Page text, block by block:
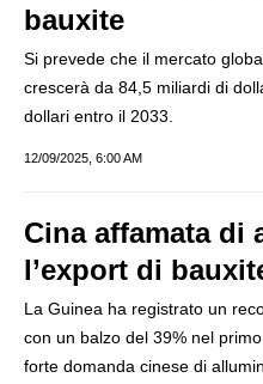
bauxite
Si prevede che il mercato
crescerà da 84,5 miliardi di
dollari entro il 2033.
12/09/2025, 6:00 AM
Cina affamata di
l’export di
La Guinea ha registrato un
con un balzo del 39% nel
forte domanda cinese di